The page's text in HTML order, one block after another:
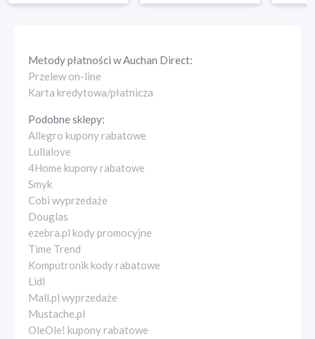
Metody płatności wAuchan Direct:
Przelew on-line
Karta kredytowa/płatnicza
Podobne sklepy:
Allegro kupony rabatowe
Lullalove
4Home kupony rabatowe
Smyk
Cobi wyprzedaże
Douglas
ezebra.pl kody promocyjne
Time Trend
Komputronik kody rabatowe
Lidl
Mall.pl wyprzedaże
Mustache.pl
OleOle! kupony rabatowe